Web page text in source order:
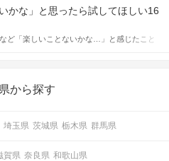
繋げるべきかをご紹介していきます。
誘ったらいいの？」とお困りの男性もいら
しょうか。 そこで今回は、男性から女性へ
誘い方のコツをご紹介します。例文も混じ
、ぜひ参考にしてください。
かな」と思ったら試してほしい16
ど「楽しいことないかな…」と感じたこと
を集めました♪ いままさに楽しいことを探し
から探す
埼玉県 茨城県 栃木県 群馬県
賀県 奈良県 和歌山県